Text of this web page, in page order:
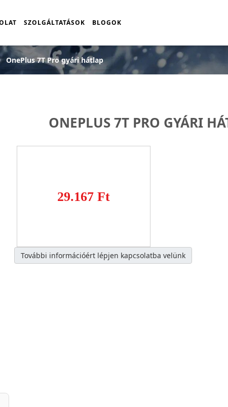
SZOLGÁLTATÁSOK BLOGOK
OnePlus 7T Pro gyári hátlap
ONEPLUS 7T PRO GYÁRI
29.167 Ft
További információért lépjen kapcsolatba velünk